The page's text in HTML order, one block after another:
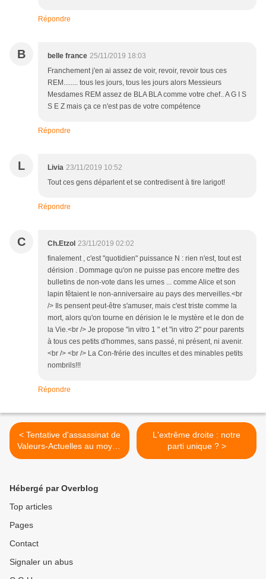
Répondre
B belle france 25/11/2019 18:03
Franchement j'en ai assez de voir, revoir, revoir tous ces
REM........ tous les jours, tous les jours alors Messieurs
Mesdames REM assez de BLA BLA comme votre chef.. A G I S
S E Z mais ça ce n'est pas de votre compétence
Répondre
L Livia 23/11/2019 10:52
Tout ces gens déparlent et se contredisent à tire larigot!
Répondre
C Ch.Etzol 23/11/2019 02:02
finalement , c'est "quotidien" puissance N : rien n'est, tout est
dérision . Dommage qu'on ne puisse pas encore mettre des
bulletins de non-vote dans les urnes ... comme Alice et son
lapin fêtaient le non-anniversaire au pays des merveilles.<br
/> Ils pensent peut-être s'amuser, mais c'est triste comme la
mort, alors qu'on tourne en dérision le le mystère et le don de
la Vie.<br /> Je propose "in vitro 1 " et "in vitro 2" pour parents
à tous ces petits d'hommes, sans passé, ni présent, ni avenir.
<br /> <br /> La Con-frérie des incultes et des minables petits
nombrils!!!
Répondre
< Tentative d'assassinat de
Valeurs-Actuelles au moyen
d'un venin de vipère !
L'extrême droite : notre
parti unique ? >
Hébergé par Overblog
Top articles
Pages
Contact
Signaler un abus